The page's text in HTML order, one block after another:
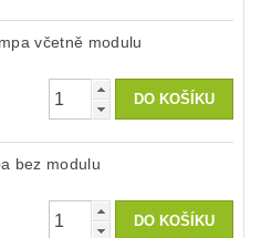
včetně modulu
bez modulu